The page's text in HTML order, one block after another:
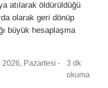
atılarak öldürüldüğü
olarak geri dönüp
büyük hesaplaşma
2026, Pazartesi -
3 dk
okuma